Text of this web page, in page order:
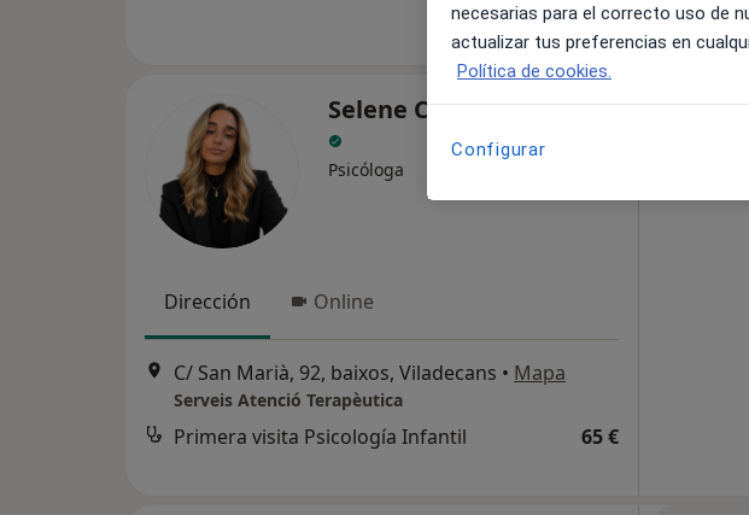
Selene Cabello Gonzalez
Psicóloga
Dirección Online
C/ San Marià, 92, baixos, Viladecans • Mapa
Serveis Atenció Terapèutica
Primera visita Psicología Infantil 65 €
necesarias para el correcto uso de
actualizar tus preferencias en
Política de cookies.
Configurar